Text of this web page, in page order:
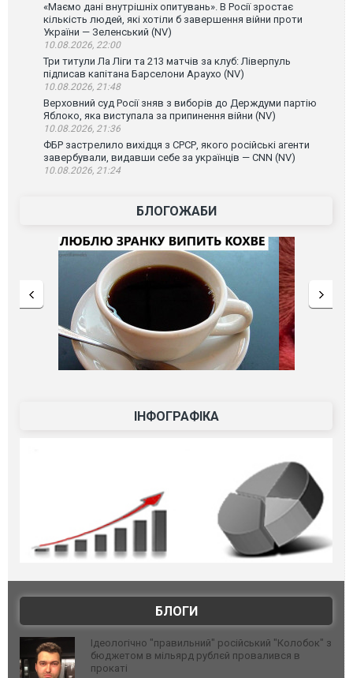
«Маємо дані внутрішніх опитувань». В Росії зростає
кількість людей, які хотіли б завершення війни проти
України — Зеленський (NV)
10.08.2026, 22:00
Три титули Ла Ліги та 213 матчів за клуб: Ліверпуль
підписав капітана Барселони Араухо (NV)
10.08.2026, 21:48
Верховний суд Росії зняв з виборів до Держдуми партію
Яблоко, яка виступала за припинення війни (NV)
10.08.2026, 21:36
ФБР застрелило вихідця з СРСР, якого російські агенти
завербували, видавши себе за українців — CNN (NV)
10.08.2026, 21:24
БЛОГОЖАБИ
ІНФОГРАФІКА
БЛОГИ
Ідеологічно "правильний" російський "Колобок" з
бюджетом в мільярд рублєй провалився в
прокаті